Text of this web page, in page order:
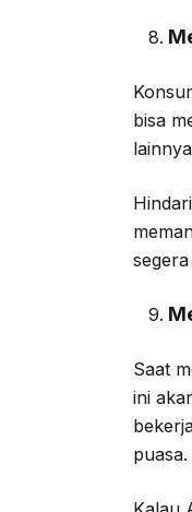
bisa
Saat
ini
puasa.